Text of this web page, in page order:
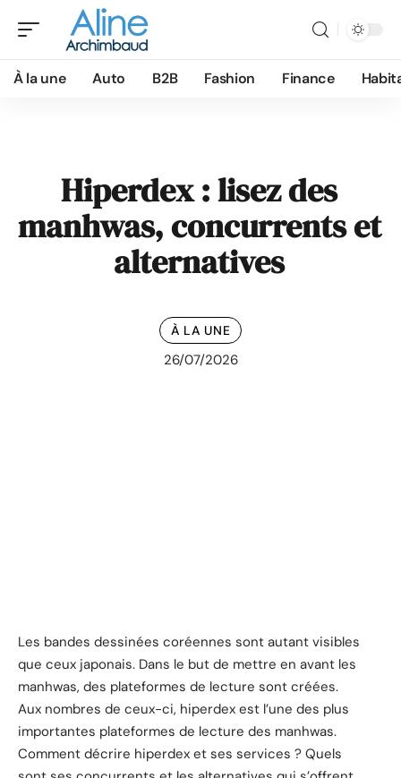
À la une Auto B2B Fashion Finance
Hiperdex : lisez des
manhwas, concurrents et
alternatives
À LA UNE
26/07/2026
Les bandes dessinées coréennes sont autant visibles
que ceux japonais. Dans le but de mettre en avant les
manhwas, des plateformes de lecture sont créées.
Aux nombres de ceux-ci, hiperdex est l’une des plus
importantes plateformes de lecture des manhwas.
Comment décrire hiperdex et ses services ? Quels